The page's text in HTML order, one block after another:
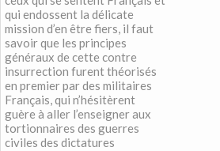
qui endossent la délicate
mission d’en être fiers, il faut
savoir que les principes
généraux de cette contre
insurrection furent théorisés
en premier par des militaires
Français, qui n’hésitèrent
guère à aller l’enseigner aux
tortionnaires des guerres
civiles des dictatures